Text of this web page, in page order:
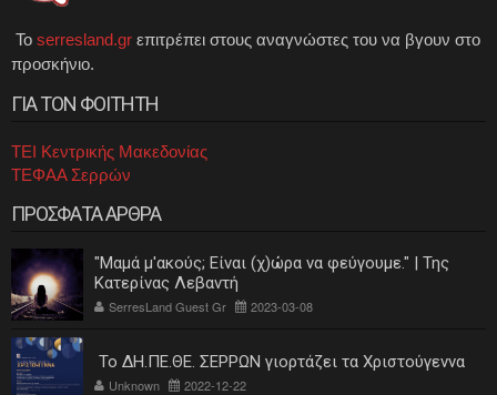
Το serresland.gr επιτρέπει στους αναγνώστες του να βγουν στο
προσκήνιο.
ΓΙΑ ΤΟΝ ΦΟΙΤΗΤΗ
ΤΕΙ Κεντρικής Μακεδονίας
ΤΕΦΑΑ Σερρών
ΠΡΟΣΦΑΤΑ ΑΡΘΡΑ
"Μαμά μ'ακούς; Είναι (χ)ώρα να φεύγουμε." | Της
Κατερίνας Λεβαντή
SerresLand Guest Gr 2023-03-08
Το ΔΗ.ΠΕ.ΘΕ. ΣΕΡΡΩΝ γιορτάζει τα Χριστούγεννα
Unknown 2022-12-22